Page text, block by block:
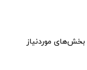
بخش‌های موردنیاز